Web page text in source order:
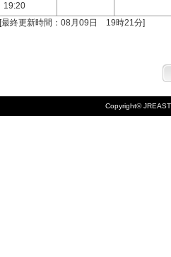
19:20
[最終更新時間：08月09日 19時21分]
Copyright©